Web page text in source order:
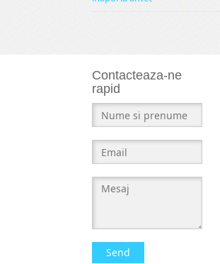
Contacteaza-ne
rapid
Send